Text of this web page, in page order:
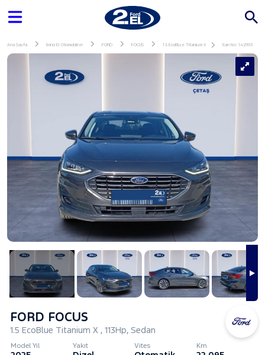
Ana Sayfa İkinci El Otomobiller FORD FOCUS 1.5 EcoBlue Titanium X İlan No: 142993
FORD FOCUS
1.5 EcoBlue Titanium X , 113Hp, Sedan
Model Yıl Yakıt Vites Km